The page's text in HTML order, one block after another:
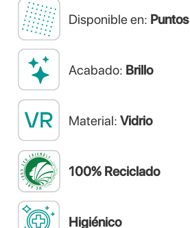
Disponible en: Puntos
Acabado: Brillo
Material: Vidrio
100% Reciclado
Higiénico